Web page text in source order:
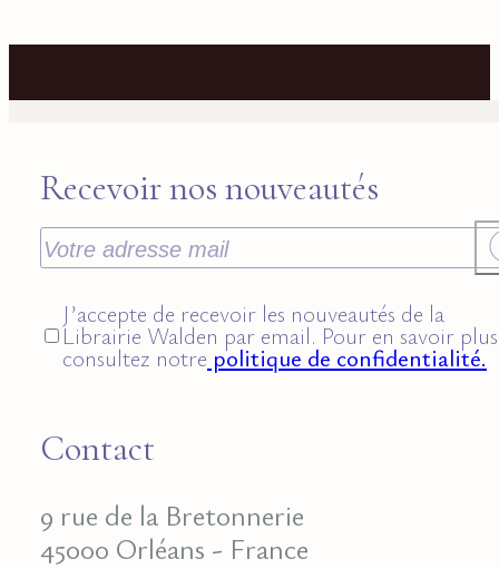
Recevoir nos nouveautés
J’accepte de recevoir les nouveautés de la
Librairie Walden par email. Pour en savoir
consultez notre politique de confidentialité.
Contact
9 rue de la Bretonnerie
45000 Orléans - France